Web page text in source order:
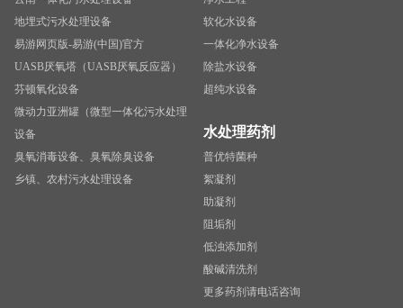
地埋式污水处理设备
易游网页版-易游(中国)官方
UASB厌氧塔（UASB厌氧反应器）
芬顿氧化设备
微动力亚洲罐（微型一体化污水处理
设备
臭氧消毒设备、臭氧除臭设备
乡镇、农村污水处理设备
软化水设备
一体化净水设备
除盐水设备
超纯水设备
水处理药剂
普优特菌种
絮凝剂
助凝剂
阻垢剂
低浊添加剂
酸碱清洗剂
更多药剂请电话咨询